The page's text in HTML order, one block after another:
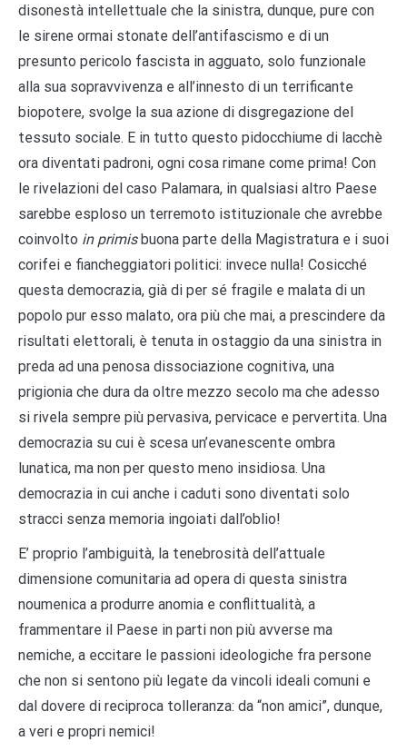
disonestà intellettuale che la sinistra, dunque, pure con
le sirene ormai stonate dell’antifascismo e di un
presunto pericolo fascista in agguato, solo funzionale
alla sua sopravvivenza e all’innesto di un terrificante
biopotere, svolge la sua azione di disgregazione del
tessuto sociale. E in tutto questo pidocchiume di lacchè
ora diventati padroni, ogni cosa rimane come prima! Con
le rivelazioni del caso Palamara, in qualsiasi altro Paese
sarebbe esploso un terremoto istituzionale che avrebbe
coinvolto in primisbuona parte della Magistratura e i suoi
corifei e fiancheggiatori politici: invece nulla! Cosicché
questa democrazia, già di per sé fragile e malata di un
popolo pur esso malato, ora più che mai, a prescindere da
risultati elettorali, è tenuta in ostaggio da una sinistra in
preda ad una penosa dissociazione cognitiva, una
prigionia che dura da oltre mezzo secolo ma che adesso
si rivela sempre più pervasiva, pervicace e pervertita. Una
democrazia su cui è scesa un’evanescente ombra
lunatica, ma non per questo meno insidiosa. Una
democrazia in cui anche i caduti sono diventati solo
stracci senza memoria ingoiati dall’oblio!
E’ proprio l’ambiguità, la tenebrosità dell’attuale
dimensione comunitaria ad opera di questa sinistra
noumenica a produrre anomia e conflittualità, a
frammentare il Paese in parti non più avverse ma
nemiche, a eccitare le passioni ideologiche fra persone
che non si sentono più legate da vincoli ideali comuni e
dal dovere di reciproca tolleranza: da “non amici”, dunque,
a veri e propri nemici!